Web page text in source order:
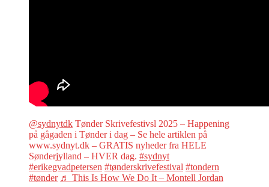
@sydnytdk Tønder Skrivefestivsl 2025 – Happening
på gågaden i Tønder i dag – Se hele artiklen på
www.sydnyt.dk – GRATIS nyheder fra HELE
Sønderjylland – HVER dag. #sydnyt
#erikegvadpetersen #tønderskrivefestival #tondern
#tønder ♬ This Is How We Do It – Montell Jordan